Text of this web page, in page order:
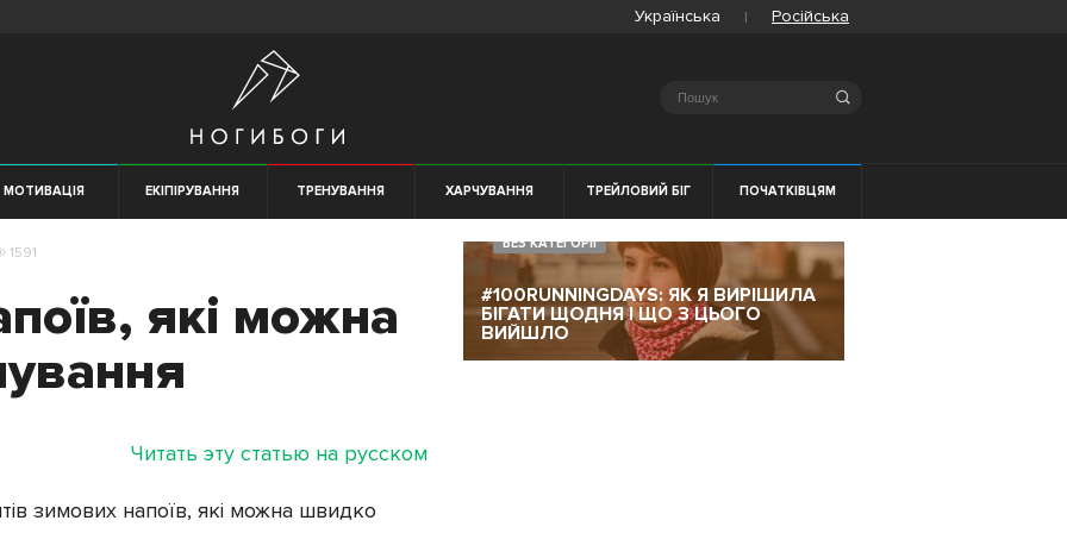
Українська Російська
Search
МОТИВАЦІЯ ЕКІПІРУВАННЯ ТРЕНУВАННЯ ХАРЧУВАННЯ ТРЕЙЛОВИЙ БІГ ПОЧАТКІВЦЯМ
1591
які можна
Читать эту статью на русском
зимових напоїв, які можна швидко
БЕЗ КАТЕГОРІЇ
#100RUNNINGDAYS: ЯК Я ВИРІШИЛА
БІГАТИ ЩОДНЯ І ЩО З ЦЬОГО
ВИЙШЛО